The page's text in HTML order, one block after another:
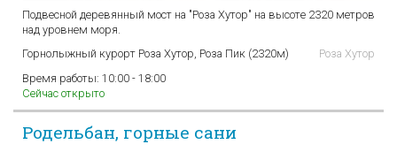
Подвесной деревянный мост на "Роза Хутор" на высоте 2320 метров
над уровнем моря.
Горнолыжный курорт Роза Хутор, Роза Пик (2320м)
Роза Хутор
Время работы: 10:00 - 18:00
Сейчас открыто
Родельбан, горные сани